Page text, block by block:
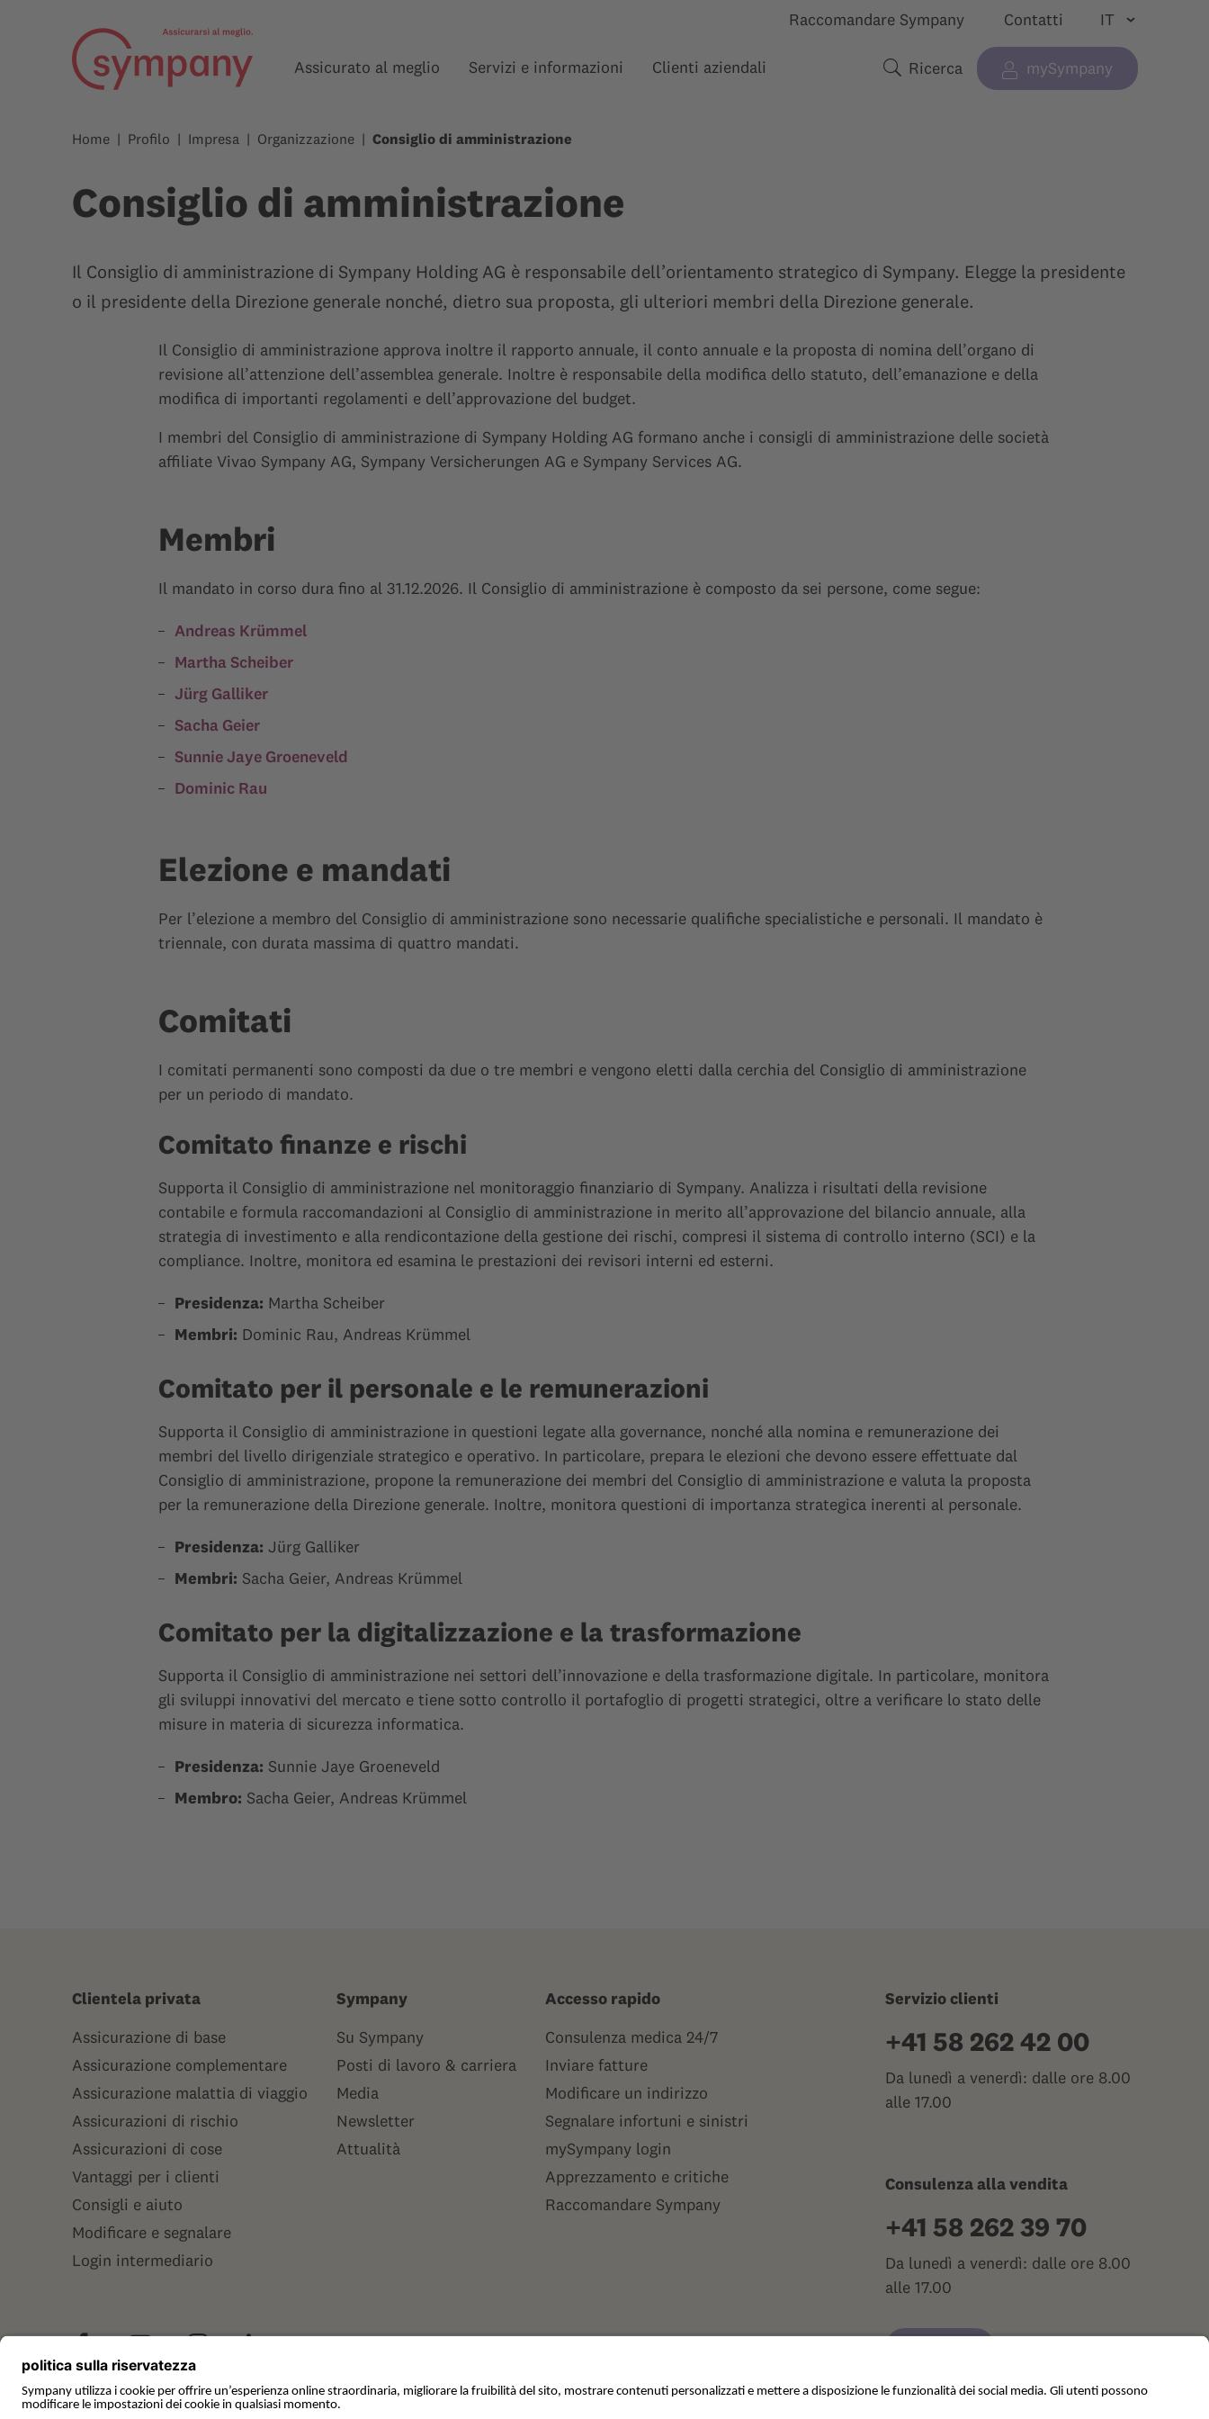
Raccomandare Sympany Contatti
Assicurato al meglio Mostra sottomenu per “”
Servizi e informazioni Mostra sottomenu per “”
Clienti aziendali Mostra sottomenu per “”
Termini di ricerca
Ricerca mySympany
Home Profilo Impresa Organizzazione Consiglio di amministrazione
Consiglio di amministrazione
Il Consiglio di amministrazione di Sympany Holding AG è responsabile dell’orientamento strategico di Sympany. Elegge la presidente
o il presidente della Direzione generale nonché, dietro sua proposta, gli ulteriori membri della Direzione generale.
Il Consiglio di amministrazione approva inoltre il rapporto annuale, il conto annuale e la proposta di nomina dell’organo di
revisione all’attenzione dell’assemblea generale. Inoltre è responsabile della modifica dello statuto, dell’emanazione e della
modifica di importanti regolamenti e dell’approvazione del budget.
I membri del Consiglio di amministrazione di Sympany Holding AG formano anche i consigli di amministrazione delle società
affiliate Vivao Sympany AG, Sympany Versicherungen AG e Sympany Services AG.
Membri
Il mandato in corso dura fino al 31.12.2026. Il Consiglio di amministrazione è composto da sei persone, come segue:
Andreas Krümmel
Martha Scheiber
Jürg Galliker
Sacha Geier
Sunnie Jaye Groeneveld
Dominic Rau
Elezione e mandati
Per l’elezione a membro del Consiglio di amministrazione sono necessarie qualifiche specialistiche e personali. Il mandato è
triennale, con durata massima di quattro mandati.
Comitati
I comitati permanenti sono composti da due o tre membri e vengono eletti dalla cerchia del Consiglio di amministrazione
per un periodo di mandato.
Comitato finanze e rischi
Supporta il Consiglio di amministrazione nel monitoraggio finanziario di Sympany. Analizza i risultati della revisione
contabile e formula raccomandazioni al Consiglio di amministrazione in merito all’approvazione del bilancio annuale, alla
strategia di investimento e alla rendicontazione della gestione dei rischi, compresi il sistema di controllo interno (SCI) e la
compliance. Inoltre, monitora ed esamina le prestazioni dei revisori interni ed esterni.
Presidenza: Martha Scheiber
Membri: Dominic Rau, Andreas Krümmel
Comitato per il personale e le remunerazioni
Supporta il Consiglio di amministrazione in questioni legate alla governance, nonché alla nomina e remunerazione dei
membri del livello dirigenziale strategico e operativo. In particolare, prepara le elezioni che devono essere effettuate dal
Consiglio di amministrazione, propone la remunerazione dei membri del Consiglio di amministrazione e valuta la proposta
per la remunerazione della Direzione generale. Inoltre, monitora questioni di importanza strategica inerenti al personale.
Presidenza: Jürg Galliker
Membri: Sacha Geier, Andreas Krümmel
Comitato per la digitalizzazione e la trasformazione
Supporta il Consiglio di amministrazione nei settori dell’innovazione e della trasformazione digitale. In particolare, monitora
gli sviluppi innovativi del mercato e tiene sotto controllo il portafoglio di progetti strategici, oltre a verificare lo stato delle
misure in materia di sicurezza informatica.
Presidenza: Sunnie Jaye Groeneveld
Membro: Sacha Geier, Andreas Krümmel
Servizio clienti
+41 58 262 42 00
Da lunedì a venerdì: dalle ore 8.00
alle 17.00
Consulenza alla vendita
+41 58 262 39 70
Da lunedì a venerdì: dalle ore 8.00
alle 17.00
Clientela privata
Assicurazione di base
Assicurazione complementare
Assicurazione malattia di viaggio
Assicurazioni di rischio
Assicurazioni di cose
Vantaggi per i clienti
Consigli e aiuto
Modificare e segnalare
Login intermediario
Sympany
Su Sympany
Posti di lavoro & carriera
Media
Newsletter
Attualità
Accesso rapido
Consulenza medica 24/7
Inviare fatture
Modificare un indirizzo
Segnalare infortuni e sinistri
mySympany login
Apprezzamento e critiche
Raccomandare Sympany